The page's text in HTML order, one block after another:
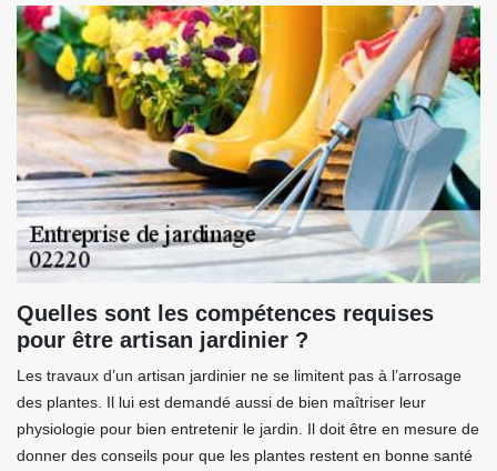
Quelles sont les compétences requises
pour être artisan jardinier ?
Les travaux d’un artisan jardinier ne se limitent pas à l’arrosage
des plantes. Il lui est demandé aussi de bien maîtriser leur
physiologie pour bien entretenir le jardin. Il doit être en mesure de
donner des conseils pour que les plantes restent en bonne santé